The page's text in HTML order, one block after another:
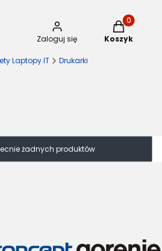
wyszukiwarkę
Zaloguj się
Produkty
Koszyk
Laptopy IT Drukarki
żadnych produktów